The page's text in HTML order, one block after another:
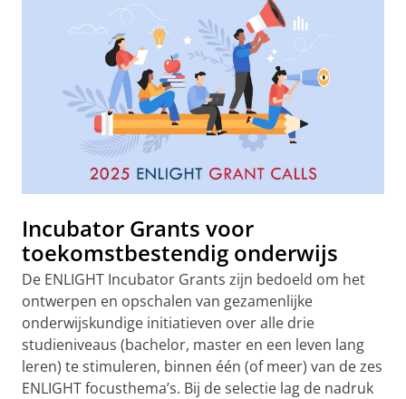
Incubator Grants voor
toekomstbestendig onderwijs
De ENLIGHT Incubator Grants zijn bedoeld om het
ontwerpen en opschalen van gezamenlijke
onderwijskundige initiatieven over alle drie
studieniveaus (bachelor, master en een leven lang
leren) te stimuleren, binnen één (of meer) van de zes
ENLIGHT focusthema’s. Bij de selectie lag de nadruk